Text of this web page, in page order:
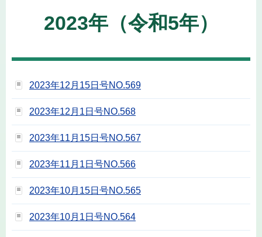
2023年（令和5年）
2023年12月15日号NO.569
2023年12月1日号NO.568
2023年11月15日号NO.567
2023年11月1日号NO.566
2023年10月15日号NO.565
2023年10月1日号NO.564